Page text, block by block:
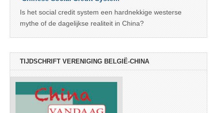
Is het social credit system een hardnekkige westerse
mythe of de dagelijkse realiteit in China?
TIJDSCHRIFT VERENIGING BELGIË-CHINA